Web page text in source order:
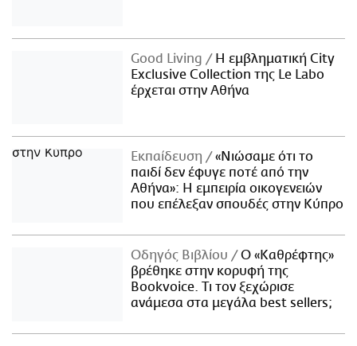
Good Living
Η εμβληματική City
Exclusive Collection της Le Labo
έρχεται στην Αθήνα
Εκπαίδευση
«Νιώσαμε ότι το
παιδί δεν έφυγε ποτέ από την
Αθήνα»: Η εμπειρία οικογενειών
που επέλεξαν σπουδές στην Κύπρο
Οδηγός Βιβλίου
Ο «Καθρέφτης»
βρέθηκε στην κορυφή της
Bookvoice. Τι τον ξεχώρισε
ανάμεσα στα μεγάλα best sellers;